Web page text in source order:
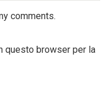
comments.
questo browser per la